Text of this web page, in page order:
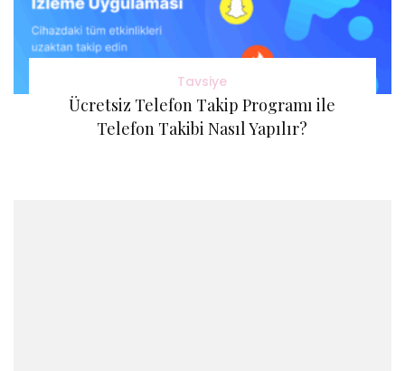
Tavsiye
Ücretsiz Telefon Takip Programı ile
Telefon Takibi Nasıl Yapılır?